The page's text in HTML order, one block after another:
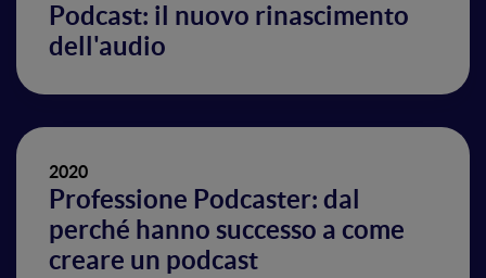
Podcast: il nuovo rinascimento
dell'audio
2020
Professione Podcaster: dal
perché hanno successo a come
creare un podcast